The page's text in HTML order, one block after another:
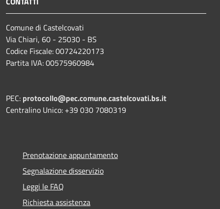
Comune di Castelcovati
Via Chiari, 60 - 25030 - BS
Codice Fiscale: 00724220173
Partita IVA: 00575960984
PEC: protocollo@pec.comune.castelcovati.bs.it
Centralino Unico: +39 030 7080319
Prenotazione appuntamento
Segnalazione disservizio
Leggi le FAQ
Richiesta assistenza